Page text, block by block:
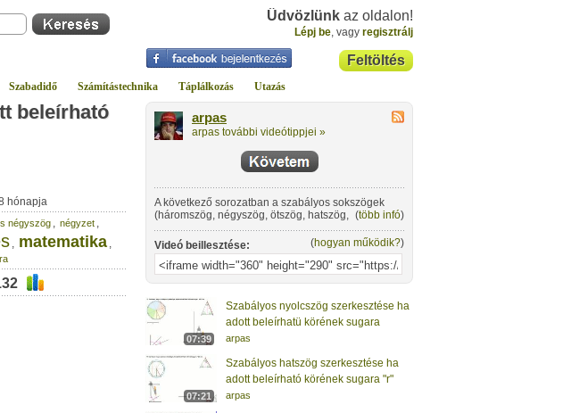
Üdvözlünk az oldalon!
Lépj be, vagy regisztrálj
Feltöltés
Szabadidő Számítástechnika Táplálkozás Utazás
beleírható
hónapja
négyszög , négyzet ,
, matematika ,
arpas
arpas további videótippjei »
A következő sorozatban a szabályos sokszögek
(háromszög, négyszög, ötszög, hatszög, nyolcszög)
szerkesztését gyakorolhatjuk be néhány feladaton
keresztül.
(több infó)
Videó beillesztése: (hogyan működik?)
07:39
Szabályos nyolcszög szerkesztése ha
adott beleírhatü körének sugara
arpas
07:21
Szabályos hatszög szerkesztése ha
adott beleírható körének sugara "r"
arpas